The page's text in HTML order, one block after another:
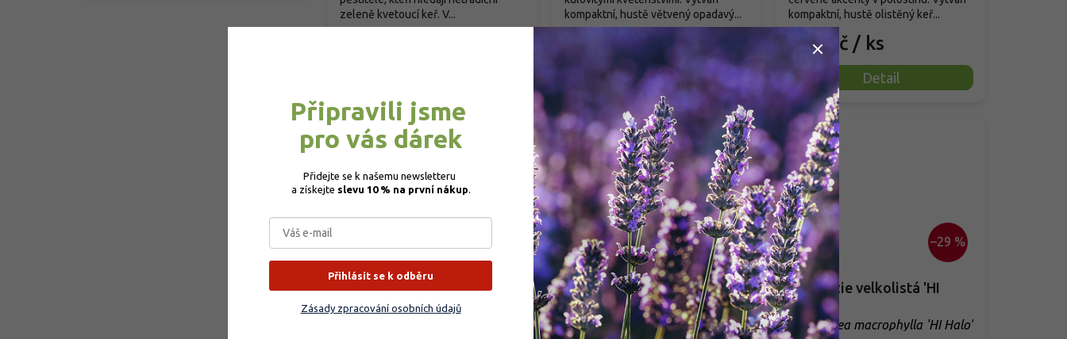
zeleně kvetoucí keř. V...
od379 Kč / ks
Detail
kompaktní, hustě větvený opadavý...
119 Kč / ks
Detail
kompaktní, hustě olistěný keř...
Hortenzie velkolistá Hi
'Diamond Pink'
Hortenzie velkolistá 'HI Fire'
Hydrangea macrophylla 'HI Fire'
Akce
–29 %
Hortenzie velkolistá 'HI
Halo'
Hydrangea macrophylla 'HI Halo'
Připravili jsme
pro vás dárek
Přidejte se k našemu newsletteru
a získejte slevu 10 % na první nákup.
Přihlásit se k odběru
Zásady zpracování osobních údajů